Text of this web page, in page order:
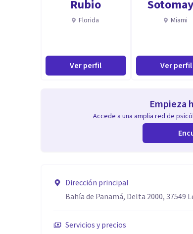
Rubio
Florida
Ver perfil
Miami
Ver perfil
Empieza
Accede a una amplia red de
Dirección principal
Bahía de Panamá, Delta 2000, 37549
Servicios y precios